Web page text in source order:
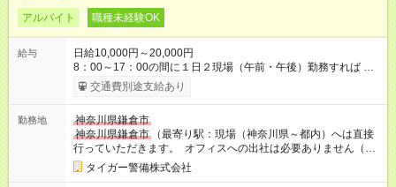
アルバイト 職種未経験OK
給与
日給10,000円～20,000円
8：00～17：00の間に１日２現場（午前・午後）勤務すれば な
んと日給13，400円！！ そして１現場がすべて終わった後に急
に２現場目に行くことになったら なんと日給２倍で20，000
給】 日勤 10，000円 夜勤 12，500円 （自宅からの交通費は
別途全額支給） 【当社独自のポイント制度】 １勤務＝１ポイン
トたまるTKBポイント（タイガー警備ポイント）やってます。
たまったポイントは交換できます ５０ポイント＝１万円 １００
ポイント＝３万円 １５０ポイント＝５万円 ３００ポイント＝１
交通費別途支給あり
勤務地
神奈川県鎌倉市
神奈川県鎌倉市
（最寄り駅：現場（神奈川県～都内）へは直接
行っていただきます。 オフィスへの出社は必要ありません（東
京～神奈川県内））
タイガー警備株式会社